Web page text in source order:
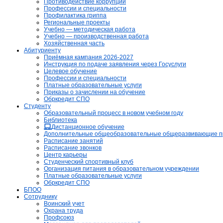
Противодействие коррупции
Профессии и специальности
Профилактика гриппа
Региональные проекты
Учебно — методическая работа
Учебно — производственная работа
Хозяйственная часть
Абитуриенту
Приёмная кампания 2026-2027
Инструкция по подаче заявления через Госуслуги
Целевое обучение
Профессии и специальности
Платные образовательные услуги
Приказы о зачислении на обучение
Обркредит СПО
Студенту
Образовательный процесс в новом учебном году
Библиотека
Дистанционное обучение
Дополнительные общеобразовательные общеразвивающие
Расписание занятий
Расписание звонков
Центр карьеры
Студенческий спортивный клуб
Организация питания в образовательном учреждении
Платные образовательные услуги
Обркредит СПО
БПОО
Сотруднику
Воинский учет
Охрана труда
Профсоюз